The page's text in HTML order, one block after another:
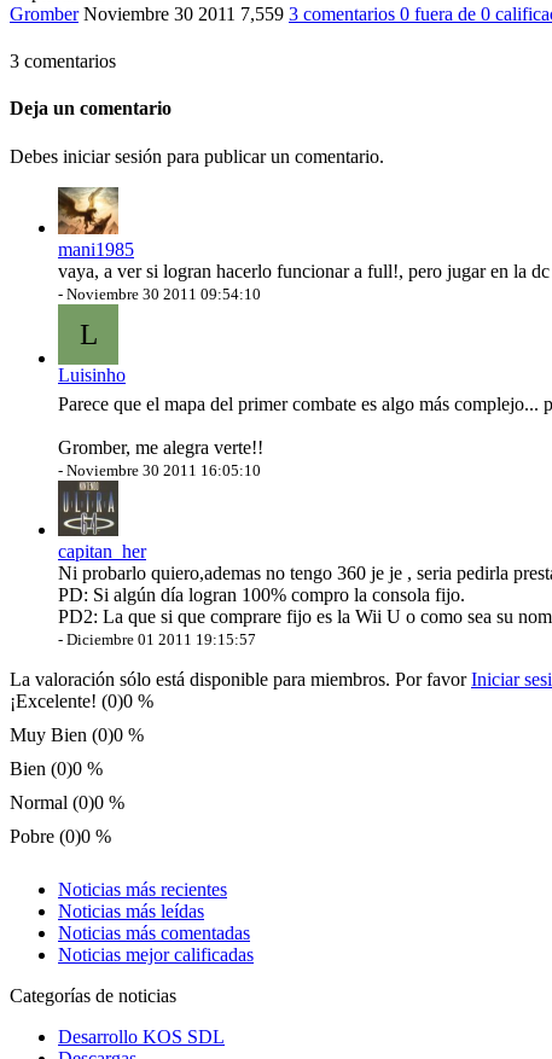
GromberNoviembre 30 2011 7,559 3 comentarios 0 fuera de 0
3 comentarios
Deja un comentario
Debes iniciar sesión para publicar un comentario.
mani1985
vaya, a ver si logran hacerlo funcionar a full!, pero jugar en la
- Noviembre 30 2011 09:54:10
L
Luisinho
Parece que el mapa del primer combate es algo más complejo...
Gromber, me alegra verte!!
- Noviembre 30 2011 16:05:10
capitan_her
Ni probarlo quiero,ademas no tengo 360 je je , seria pedirla
PD: Si algún día logran 100% compro la consola fijo.
PD2: La que si que comprare fijo es la Wii U o como sea su
- Diciembre 01 2011 19:15:57
La valoración sólo está disponible para miembros. Por favorIniciar
¡Excelente! (0)0 %
Muy Bien (0)0 %
Bien (0)0 %
Normal (0)0 %
Pobre (0)0 %
Noticias más recientes
Noticias más leídas
Noticias más comentadas
Noticias mejor calificadas
Categorías de noticias
Desarrollo KOS SDL